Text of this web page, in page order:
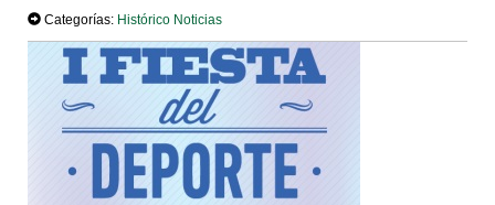
Categorías: Histórico Noticias